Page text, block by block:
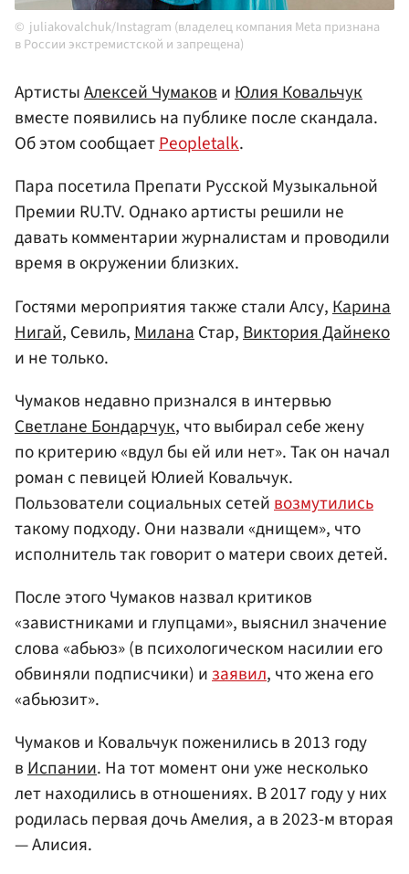
juliakovalchuk/Instagram (владелец компания Meta признана
в России экстремистской и запрещена)
АртистыАлексей ЧумаковиЮлия Ковальчук
вместе появились на публике после скандала.
Об этом сообщаетPeopletalk.
Пара посетила Препати Русской Музыкальной
Премии RU.TV. Однако артисты решили не
давать комментарии журналистам и проводили
время в окружении близких.
Гостями мероприятия также стали Алсу, Карина
Нигай, Севиль, Милана Стар, Виктория Дайнеко
и не только.
Чумаков недавно признался в интервью
Светлане Бондарчук, что выбирал себе жену
по критерию «вдул бы ей или нет». Так он начал
роман с певицей Юлией Ковальчук.
Пользователи социальных сетейвозмутились
такому подходу. Они назвали «днищем», что
исполнитель так говорит о матери своих детей.
После этого Чумаков назвал критиков
«завистниками и глупцами», выяснил значение
слова «абьюз» (в психологическом насилии его
обвиняли подписчики) изаявил, что жена его
«абьюзит».
Чумаков и Ковальчук поженились в 2013 году
вИспании. На тот момент они уже несколько
лет находились в отношениях. В 2017 году у них
родилась первая дочь Амелия, а в 2023-м вторая
— Алисия.